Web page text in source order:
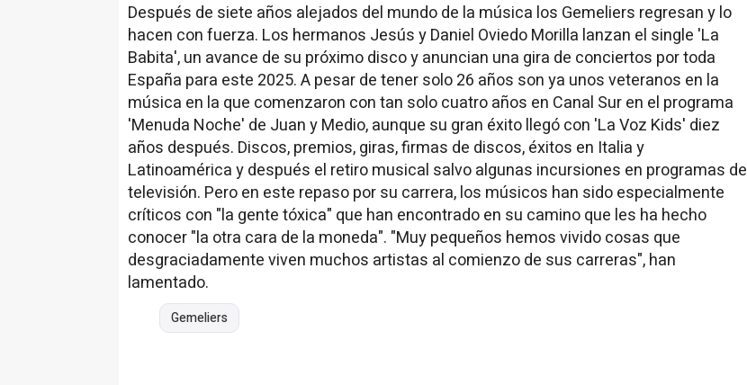
Después de siete años alejados del mundo de la música los Gemeliers regresan y lo
hacen con fuerza. Los hermanos Jesús y Daniel Oviedo Morilla lanzan el single 'La
Babita', un avance de su próximo disco y anuncian una gira de conciertos por toda
España para este 2025. A pesar de tener solo 26 años son ya unos veteranos en la
música en la que comenzaron con tan solo cuatro años en Canal Sur en el programa
'Menuda Noche' de Juan y Medio, aunque su gran éxito llegó con 'La Voz Kids' diez
años después. Discos, premios, giras, firmas de discos, éxitos en Italia y
Latinoamérica y después el retiro musical salvo algunas incursiones en programas de
televisión. Pero en este repaso por su carrera, los músicos han sido especialmente
críticos con "la gente tóxica" que han encontrado en su camino que les ha hecho
conocer "la otra cara de la moneda". "Muy pequeños hemos vivido cosas que
desgraciadamente viven muchos artistas al comienzo de sus carreras", han
lamentado.
Gemeliers